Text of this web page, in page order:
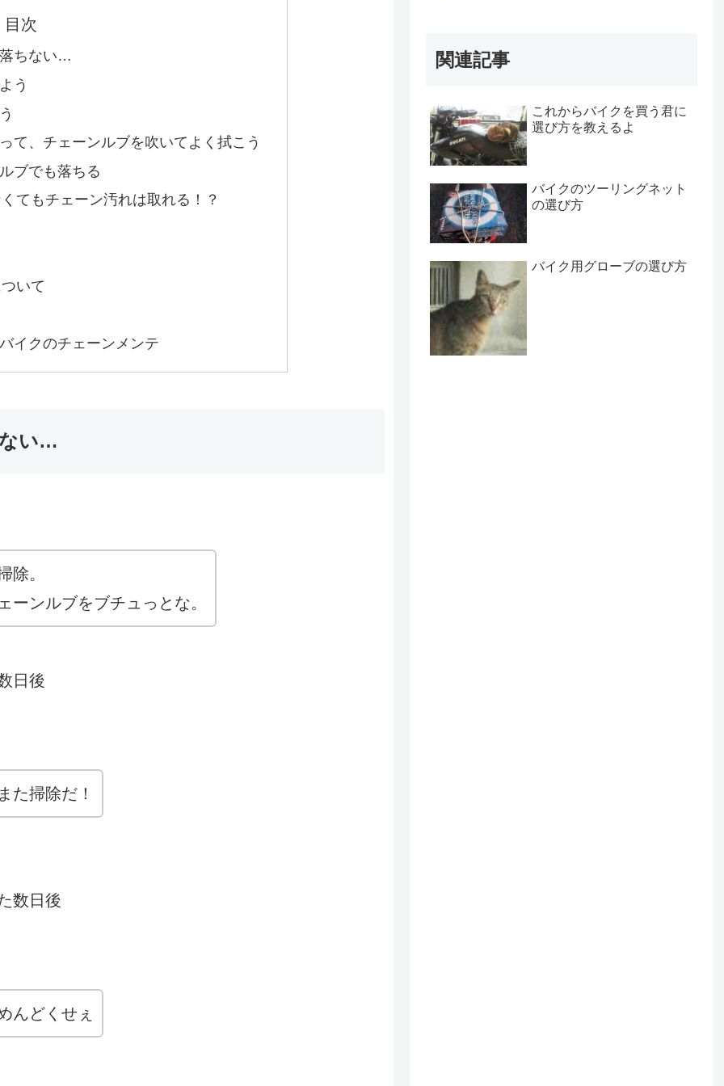
目次
ちない…
う
て、チェーンルブを吹いてよく拭こう
ブでも落ちる
てもチェーン汚れは取れる！？
いて
イクのチェーンメンテ
い…
除。
ーンルブをブチュっとな。
日後
た掃除だ！
数日後
んどくせぇ
関連記事
これからバイクを買う君に
選び方を教えるよ
バイクのツーリングネット
の選び方
バイク用グローブの選び方